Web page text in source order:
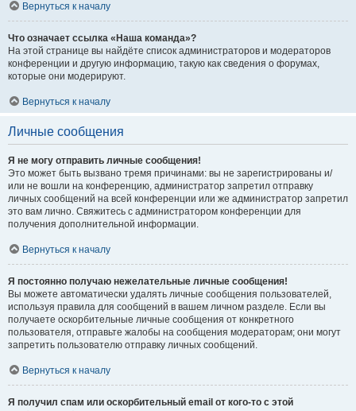
Вернуться к началу
Что означает ссылка «Наша команда»?
На этой странице вы найдёте список администраторов и модераторов
конференции и другую информацию, такую как сведения о форумах,
которые они модерируют.
Вернуться к началу
Личные сообщения
Я не могу отправить личные сообщения!
Это может быть вызвано тремя причинами: вы не зарегистрированы и/
или не вошли на конференцию, администратор запретил отправку
личных сообщений на всей конференции или же администратор запретил
это вам лично. Свяжитесь с администратором конференции для
получения дополнительной информации.
Вернуться к началу
Я постоянно получаю нежелательные личные сообщения!
Вы можете автоматически удалять личные сообщения пользователей,
используя правила для сообщений в вашем личном разделе. Если вы
получаете оскорбительные личные сообщения от конкретного
пользователя, отправьте жалобы на сообщения модераторам; они могут
запретить пользователю отправку личных сообщений.
Вернуться к началу
Я получил спам или оскорбительный email от кого-то с этой